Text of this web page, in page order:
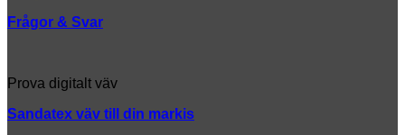
Frågor & Svar
Prova digitalt väv
Sandatex väv till din markis